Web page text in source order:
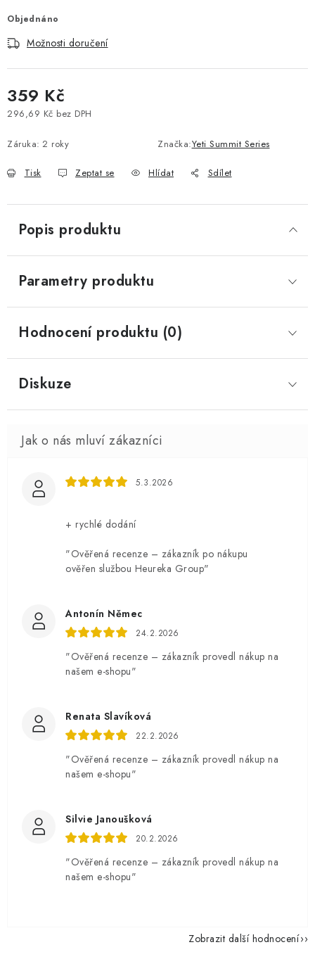
Vše o nákupu Jak reklamovat či vrátit zboží
Kontakty
Prodejny Volná místa
Objednáno
Možnosti doručení
359 Kč
296,69 Kč bez DPH
Záruka: 2 roky Značka:Yeti Summit Series
Tisk Zeptat se Hlídat Sdílet
Popis produktu
Parametry produktu
Hodnocení produktu (0)
Diskuze
5.3.2026
+ rychlé dodání
"Ověřená recenze – zákazník po nákupu
ověřen službou Heureka Group"
Antonín Němec
24.2.2026
"Ověřená recenze – zákazník provedl nákup na
našem e-shopu"
Renata Slavíková
22.2.2026
"Ověřená recenze – zákazník provedl nákup na
našem e-shopu"
Silvie Janoušková
20.2.2026
"Ověřená recenze – zákazník provedl nákup na
našem e-shopu"
Zobrazit další hodnocení